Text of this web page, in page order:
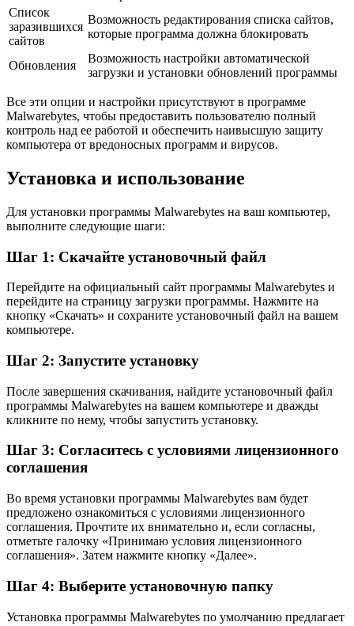
Список
заразившихся
сайтов
Возможность редактирования списка сайтов,
которые программа должна блокировать
Обновления
Возможность настройки автоматической
загрузки и установки обновлений программы
Все эти опции и настройки присутствуют в программе
Malwarebytes, чтобы предоставить пользователю полный
контроль над ее работой и обеспечить наивысшую защиту
компьютера от вредоносных программ и вирусов.
Установка и использование
Для установки программы Malwarebytes на ваш компьютер,
выполните следующие шаги:
Шаг 1: Скачайте установочный файл
Перейдите на официальный сайт программы Malwarebytes и
перейдите на страницу загрузки программы. Нажмите на
кнопку «Скачать» и сохраните установочный файл на вашем
компьютере.
Шаг 2: Запустите установку
После завершения скачивания, найдите установочный файл
программы Malwarebytes на вашем компьютере и дважды
кликните по нему, чтобы запустить установку.
Шаг 3: Согласитесь с условиями лицензионного
соглашения
Во время установки программы Malwarebytes вам будет
предложено ознакомиться с условиями лицензионного
соглашения. Прочтите их внимательно и, если согласны,
отметьте галочку «Принимаю условия лицензионного
соглашения». Затем нажмите кнопку «Далее».
Шаг 4: Выберите установочную папку
Установка программы Malwarebytes по умолчанию предлагает